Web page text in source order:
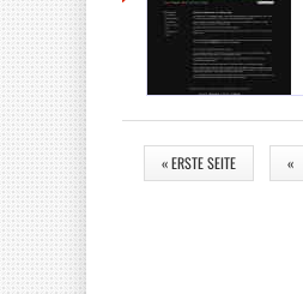
SEITEN
« ERSTE SEITE «